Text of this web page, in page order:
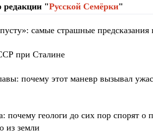
редакции "Русской Cемёрки"
самые страшные предсказания
при Сталине
почему этот маневр вызывал
почему геологи до сих пор спорят о
из земли